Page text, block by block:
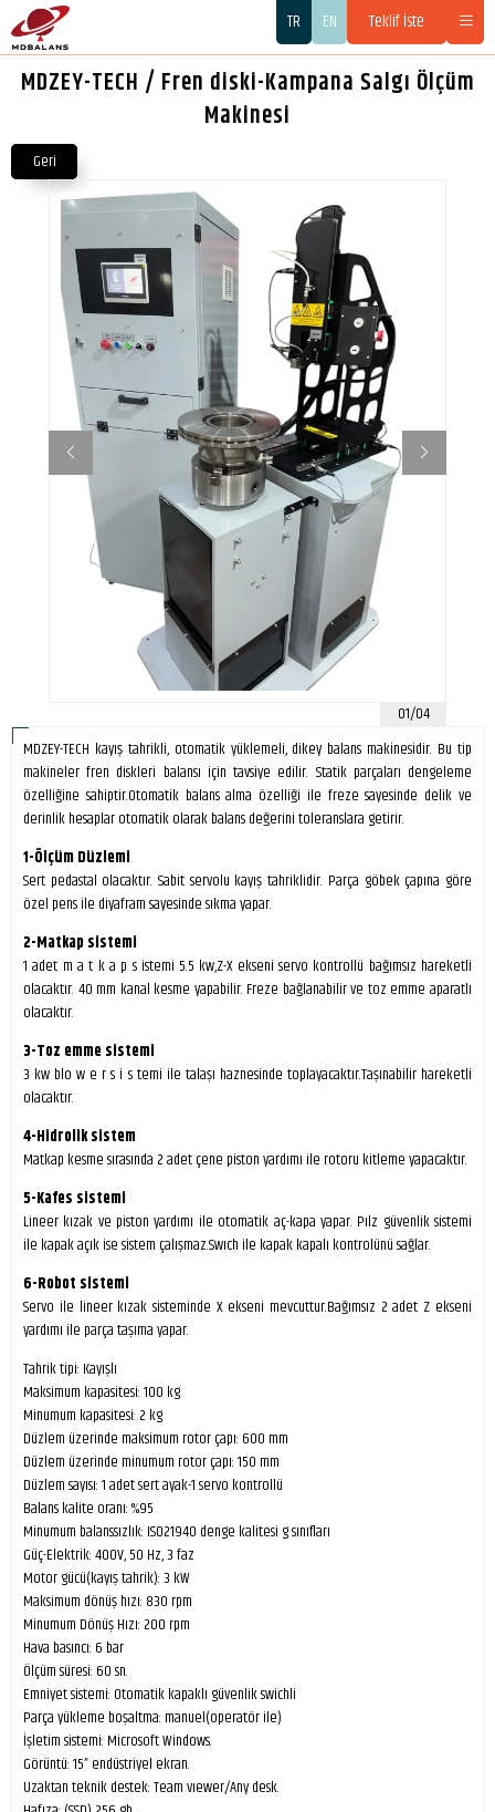
TR EN Teklif İste
MDZEY-TECH / Fren diski-Kampana Salgı Ölçüm
Makinesi
Geri
01/04
MDZEY-TECH kayış tahrikli, otomatik yüklemeli, dikey balans makinesidir. Bu tip
makineler fren diskleri balansı için tavsiye edilir. Statik parçaları dengeleme
özelliğine sahiptir.Otomatik balans alma özelliği ile freze sayesinde delik ve
derinlik hesaplar otomatik olarak balans değerini toleranslara getirir.
1-Ölçüm Düzlemi
Sert pedastal olacaktır. Sabit servolu kayış tahriklidir. Parça göbek çapına göre
özel pens ile diyafram sayesinde sıkma yapar.
2-Matkap sistemi
1 adet m a t k a p s istemi 5.5 kw,Z-X ekseni servo kontrollü bağımsız hareketli
olacaktır. 40 mm kanal kesme yapabilir. Freze bağlanabilir ve toz emme aparatlı
olacaktır.
3-Toz emme sistemi
3 kw blo w e r s i s temi ile talaşı haznesinde toplayacaktır.Taşınabilir hareketli
olacaktır.
4-Hidrolik sistem
Matkap kesme sırasında 2 adet çene piston yardımı ile rotoru kitleme yapacaktır.
5-Kafes sistemi
Lineer kızak ve piston yardımı ile otomatik aç-kapa yapar. Pılz güvenlik sistemi
ile kapak açık ise sistem çalışmaz.Swıch ile kapak kapalı kontrolünü sağlar.
6-Robot sistemi
Servo ile lineer kızak sisteminde X ekseni mevcuttur.Bağımsız 2 adet Z ekseni
yardımı ile parça taşıma yapar.
Tahrik tipi: Kayışlı
Maksimum kapasitesi: 100 kg
Minumum kapasitesi: 2 kg
Düzlem üzerinde maksimum rotor çapı: 600 mm
Düzlem üzerinde minumum rotor çapı: 150 mm
Düzlem sayısı: 1 adet sert ayak-1 servo kontrollü
Balans kalite oranı: %95
Minumum balanssızlık: ISO21940 denge kalitesi g sınıfları
Güç-Elektrik: 400V, 50 Hz, 3 faz
Motor gücü(kayış tahrik): 3 kW
Maksimum dönüş hızı: 830 rpm
Minumum Dönüş Hızı: 200 rpm
Hava basıncı: 6 bar
Ölçüm süresi: 60 sn.
Emniyet sistemi: Otomatik kapaklı güvenlik swichli
Parça yükleme boşaltma: manuel(operatör ile)
İşletim sistemi: Microsoft Windows.
Görüntü: 15” endüstriyel ekran.
Uzaktan teknik destek: Team vıewer/Any desk.